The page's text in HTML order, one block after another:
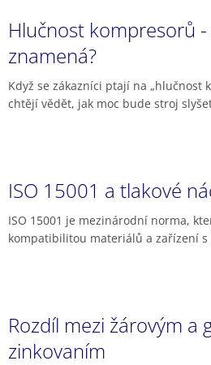
Hlučnost kompresorů
znamená?
Když se zákazníci ptají na „hlučnost
chtějí vědět, jak moc bude stroj
ISO 15001 a tlakové
ISO 15001 je mezinárodní norma,
kompatibilitou materiálů a zařízení s
Rozdíl mezi žárovým a
zinkovaním